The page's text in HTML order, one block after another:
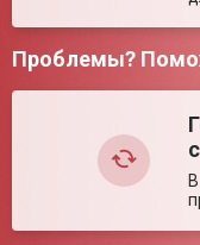
Шум, не более
Электропитание
Цикл работы
Ключевые
Недостатки:
Проблемы?